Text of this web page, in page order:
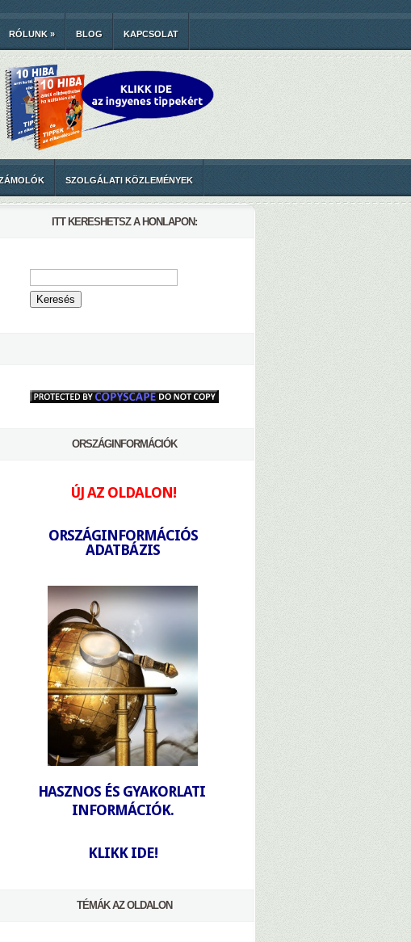
RÓLUNK » BLOG KAPCSOLAT
SZOLGÁLATI KÖZLEMÉNYEK
ITT KERESHETSZ A HONLAPON:
ORSZÁGINFORMÁCIÓK
ÚJ AZ OLDALON!
ORSZÁGINFORMÁCIÓS
ADATBÁZIS
HASZNOS ÉS GYAKORLATI
INFORMÁCIÓK.
KLIKK IDE!
TÉMÁK AZ OLDALON